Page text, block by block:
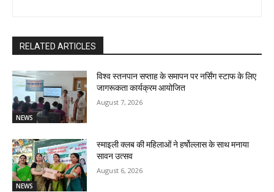
RELATED ARTICLES
NEWS
विश्व स्तनपान सप्ताह के समापन पर नर्सिंग स्टाफ के लिए
जागरूकता कार्यक्रम आयोजित
August 7, 2026
NEWS
स्माइली क्लब की महिलाओं ने हर्षोल्लास के साथ मनाया
सावन उत्सव
August 6, 2026